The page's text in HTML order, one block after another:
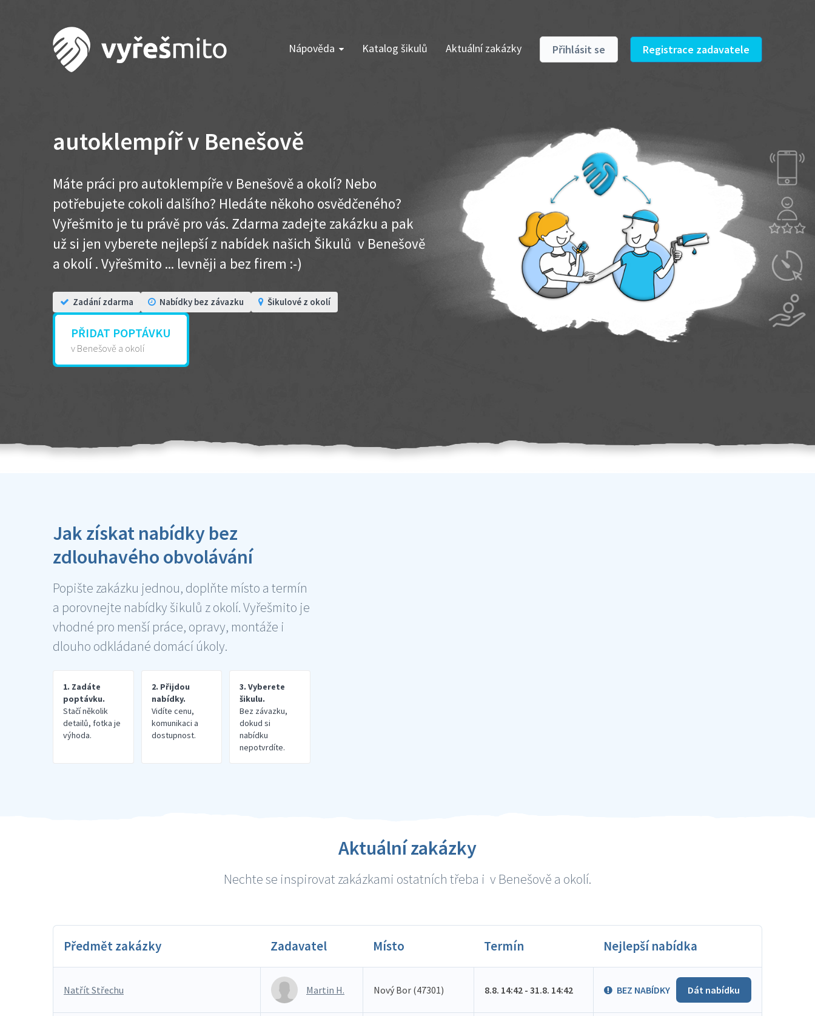
Nápověda Katalog šikulů Aktuální zakázky Přihlásit se Registrace zadavatele
autoklempíř v Benešově
Máte práci pro autoklempíře v Benešově a okolí? Nebo
potřebujete cokoli dalšího? Hledáte někoho osvědčeného?
Vyřešmito je tu právě pro vás. Zdarma zadejte zakázku a pak
už si jen vyberete nejlepší z nabídek našich Šikulů v Benešově
a okolí . Vyřešmito ... levněji a bez firem :-)
Zadání zdarma Nabídky bez závazku Šikulové z okolí
PŘIDAT POPTÁVKU
v Benešově a okolí
Jak získat nabídky bez
zdlouhavého obvolávání
Popište zakázku jednou, doplňte místo a termín
a porovnejte nabídky šikulů z okolí. Vyřešmito je
vhodné pro menší práce, opravy, montáže i
dlouho odkládané domácí úkoly.
1. Zadáte
poptávku.
Stačí několik
detailů, fotka je
výhoda.
2. Přijdou
nabídky.
Vidíte cenu,
komunikaci a
dostupnost.
3. Vyberete
šikulu.
Bez závazku,
dokud si
nabídku
nepotvrdíte.
Aktuální zakázky
Nechte se inspirovat zakázkami ostatních třeba i v Benešově a okolí.
Předmět zakázky Zadavatel Místo Termín Nejlepší nabídka
Natřít Střechu Martin H. Nový Bor (47301) 8.8. 14:42 - 31.8. 14:42 BEZ NABÍDKY Dát nabídku